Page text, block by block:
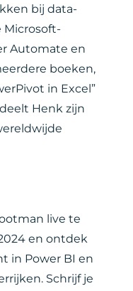
bij data-
Microsoft-
Automate en
boeken,
in Excel”
Henk zijn
live te
en ontdek
in Power BI en
Schrijf je